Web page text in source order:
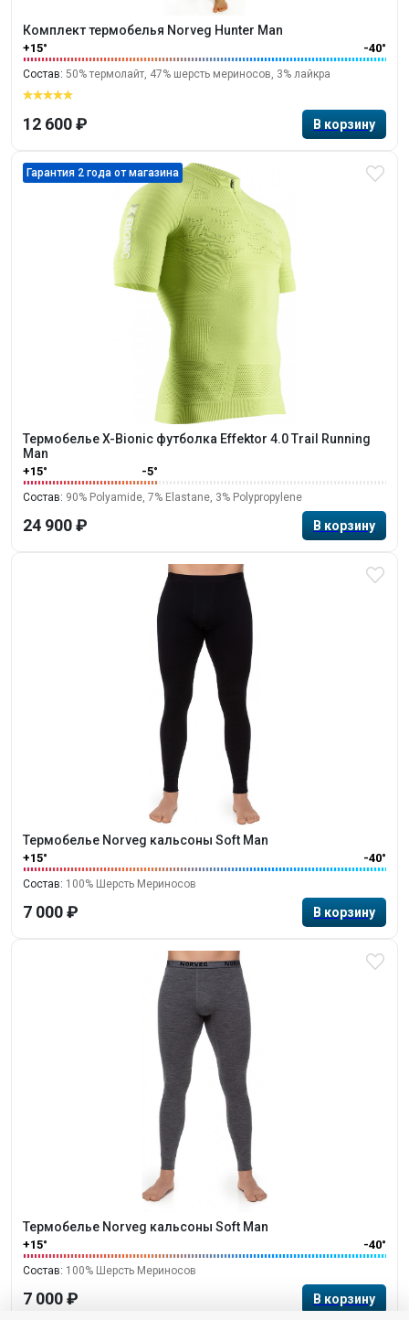
Комплект термобелья Norveg Hunter Man
+15° -40°
Состав: 50% термолайт, 47% шерсть мериносов, 3% лайкра
12 600 ₽
Гарантия 2 года от магазина
Термобелье X-Bionic футболка Effektor 4.0 Trail Running
Man
+15° -5°
Состав: 90% Polyamide, 7% Elastane, 3% Polypropylene
24 900 ₽
Термобелье Norveg кальсоны Soft Man
+15° -40°
Состав: 100% Шерсть Мериносов
7 000 ₽
Термобелье Norveg кальсоны Soft Man
+15° -40°
Состав: 100% Шерсть Мериносов
7 000 ₽